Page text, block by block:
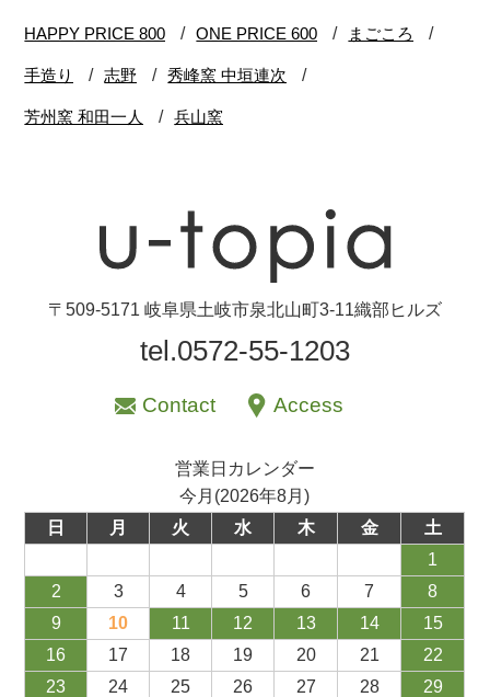
〒509-5171 岐阜県土岐市泉北山町3-11織部ヒルズ
tel.0572-55-1203
Contact Access
営業日カレンダー
今月(2026年8月)
日
月 火 水 木 金
土
1
2
3 4 5 6 7
8
9
10 11 12 13 14
15
16
17 18 19 20 21
22
23
24 25 26 27 28 29